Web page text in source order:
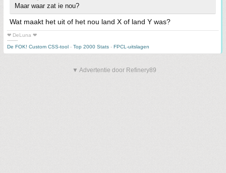
Maar waar zat ie nou?
Wat maakt het uit of het nou land X of land Y was?
❤ DeLuna ❤
-------
De FOK! Custom CSS-tool - Top 2000 Stats - FPCL-uitslagen
▼ Advertentie door Refinery89